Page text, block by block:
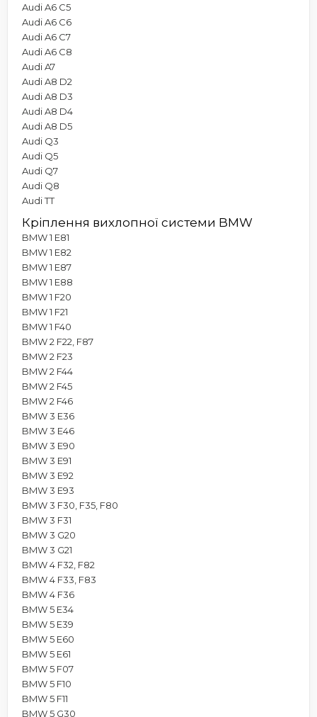
Audi A6 C5
Audi A6 C6
Audi A6 C7
Audi A6 C8
Audi A7
Audi A8 D2
Audi A8 D3
Audi A8 D4
Audi A8 D5
Audi Q3
Audi Q5
Audi Q7
Audi Q8
Audi TT
Кріплення вихлопної системи BMW
BMW 1 E81
BMW 1 E82
BMW 1 E87
BMW 1 E88
BMW 1 F20
BMW 1 F21
BMW 1 F40
BMW 2 F22, F87
BMW 2 F23
BMW 2 F44
BMW 2 F45
BMW 2 F46
BMW 3 E36
BMW 3 E46
BMW 3 E90
BMW 3 E91
BMW 3 E92
BMW 3 E93
BMW 3 F30, F35, F80
BMW 3 F31
BMW 3 G20
BMW 3 G21
BMW 4 F32, F82
BMW 4 F33, F83
BMW 4 F36
BMW 5 E34
BMW 5 E39
BMW 5 E60
BMW 5 E61
BMW 5 F07
BMW 5 F10
BMW 5 F11
BMW 5 G30